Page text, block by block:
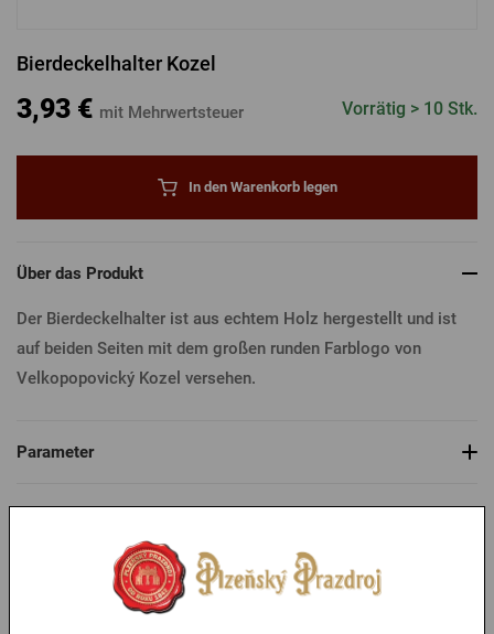
Bierdeckelhalter Kozel
3,93 € mit Mehrwertsteuer Vorrätig > 10 Stk.
In den Warenkorb legen
Über das Produkt
Der Bierdeckelhalter ist aus echtem Holz hergestellt und ist
auf beiden Seiten mit dem großen runden Farblogo von
Velkopopovický Kozel versehen.
Parameter
Das könnte Sie interessieren